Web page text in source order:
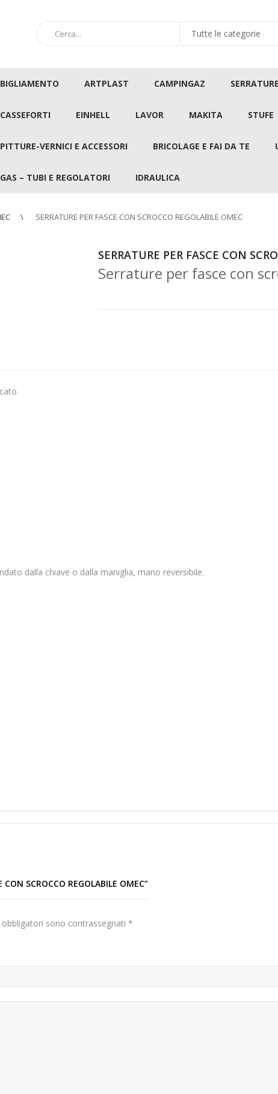
ARTPLAST CAMPINGAZ
CASSEFORTI EINHELL LAVOR MAKITA STUFE
PITTURE-VERNICI E ACCESSORI BRICOLAGE E FAI DA TE
GAS – TUBI E REGOLATORI IDRAULICA
SERRATURE PER FASCE CON SCROCCO REGOLABILE OMEC
SERRATURE PER FASCE CON
Serrature per fasce con
dalla chiave o dalla maniglia, mano reversibile.
CON SCROCCO REGOLABILE OMEC”
obbligatori sono contrassegnati *